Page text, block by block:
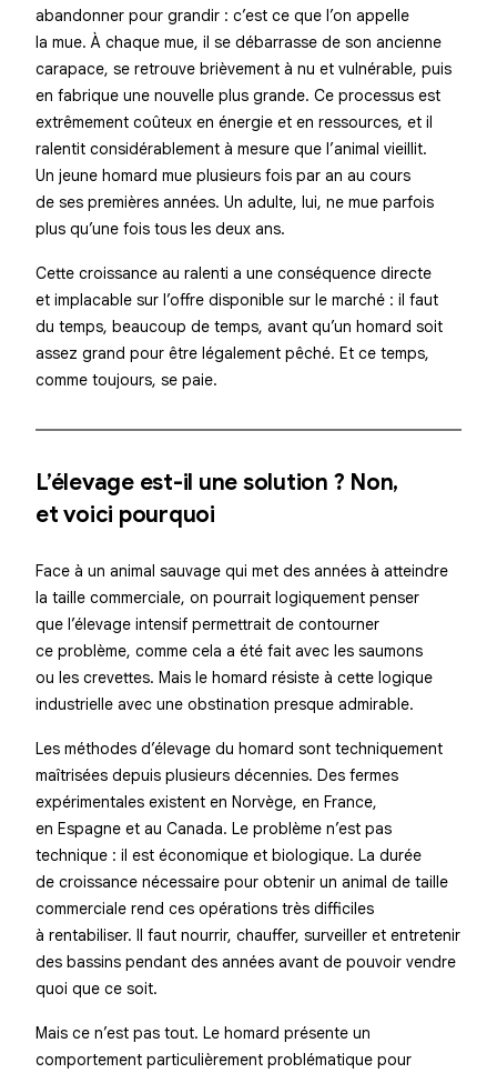
abandonner pour grandir : c’est ce que l’on appelle
la mue. À chaque mue, il se débarrasse de son ancienne
carapace, se retrouve brièvement à nu et vulnérable, puis
en fabrique une nouvelle plus grande. Ce processus est
extrêmement coûteux en énergie et en ressources, et il
ralentit considérablement à mesure que l’animal vieillit.
Un jeune homard mue plusieurs fois par an au cours
de ses premières années. Un adulte, lui, ne mue parfois
plus qu’une fois tous les deux ans.
Cette croissance au ralenti a une conséquence directe
et implacable sur l’offre disponible sur le marché : il faut
du temps, beaucoup de temps, avant qu’un homard soit
assez grand pour être légalement pêché. Et ce temps,
comme toujours, se paie.
L’élevage est-il une solution ? Non,
et voici pourquoi
Face à un animal sauvage qui met des années à atteindre
la taille commerciale, on pourrait logiquement penser
que l’élevage intensif permettrait de contourner
ce problème, comme cela a été fait avec les saumons
ou les crevettes. Mais le homard résiste à cette logique
industrielle avec une obstination presque admirable.
Les méthodes d’élevage du homard sont techniquement
maîtrisées depuis plusieurs décennies. Des fermes
expérimentales existent en Norvège, en France,
en Espagne et au Canada. Le problème n’est pas
technique : il est économique et biologique. La durée
de croissance nécessaire pour obtenir un animal de taille
commerciale rend ces opérations très difficiles
à rentabiliser. Il faut nourrir, chauffer, surveiller et entretenir
des bassins pendant des années avant de pouvoir vendre
quoi que ce soit.
Mais ce n’est pas tout. Le homard présente un
comportement particulièrement problématique pour